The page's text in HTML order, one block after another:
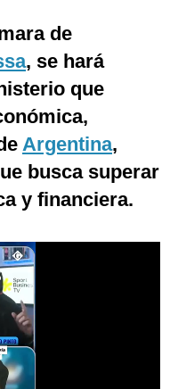
de
, se hará
que
Argentina,
busca superar
y financiera.